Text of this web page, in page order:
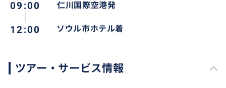
おすすめ
09:00 仁川国際空港発
12:00 ソウル市ホテル着
ツアー・サービス情報